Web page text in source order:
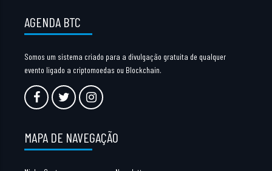
AGENDA BTC
Somos um sistema criado para a divulgação gratuita de qualquer
evento ligado a criptomoedas ou Blockchain.
MAPA DE NAVEGAÇÃO